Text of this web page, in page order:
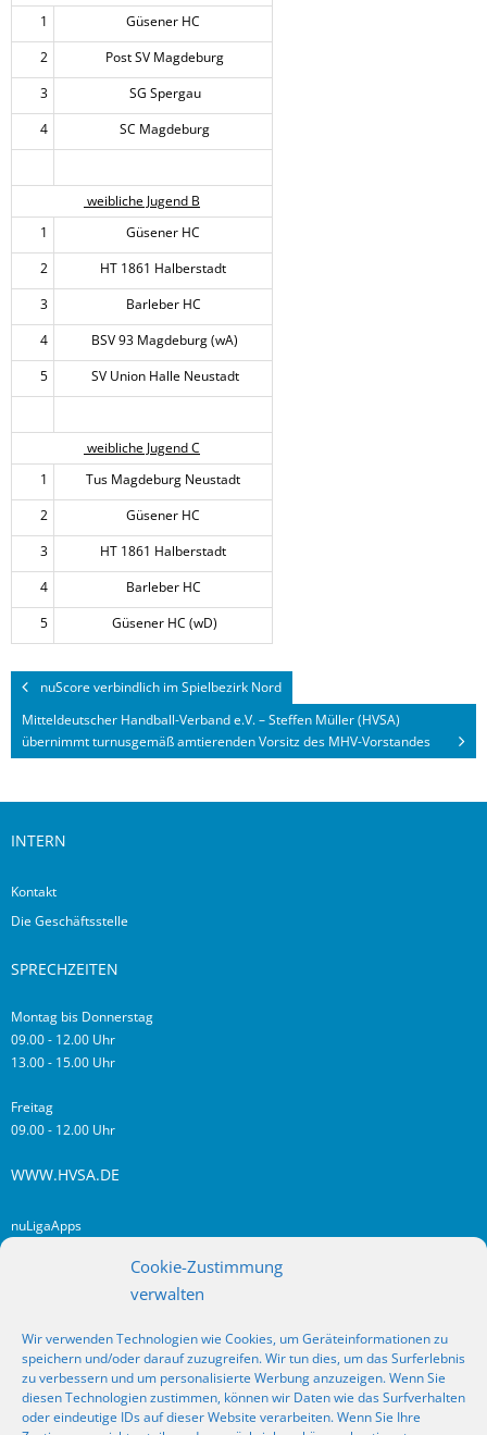
Cookie-Zustimmung
verwalten
Wir verwenden Technologien wie Cookies, um Geräteinformationen zu
speichern und/oder darauf zuzugreifen. Wir tun dies, um das Surferlebnis
zu verbessern und um personalisierte Werbung anzuzeigen. Wenn Sie
diesen Technologien zustimmen, können wir Daten wie das Surfverhalten
oder eindeutige IDs auf dieser Website verarbeiten. Wenn Sie Ihre
1
Güsener HC
2
Post SV Magdeburg
3
SG Spergau
4
SC Magdeburg
weibliche Jugend B
1
Güsener HC
2
HT 1861 Halberstadt
3
Barleber HC
4
BSV 93 Magdeburg (wA)
5
SV Union Halle Neustadt
weibliche Jugend C
1
Tus Magdeburg Neustadt
2
Güsener HC
3
HT 1861 Halberstadt
4
Barleber HC
5
Güsener HC (wD)
nuScore verbindlich im Spielbezirk Nord
Mitteldeutscher Handball-Verband e.V. – Steffen Müller (HVSA)
übernimmt turnusgemäß amtierenden Vorsitz des MHV-Vorstandes
INTERN
Kontakt
Die Geschäftsstelle
SPRECHZEITEN
Montag bis Donnerstag
09.00 - 12.00 Uhr
13.00 - 15.00 Uhr
Freitag
09.00 - 12.00 Uhr
WWW.HVSA.DE
nuLigaApps
RSS
Fragen? Kontakt!
SOCIAL MEDIA